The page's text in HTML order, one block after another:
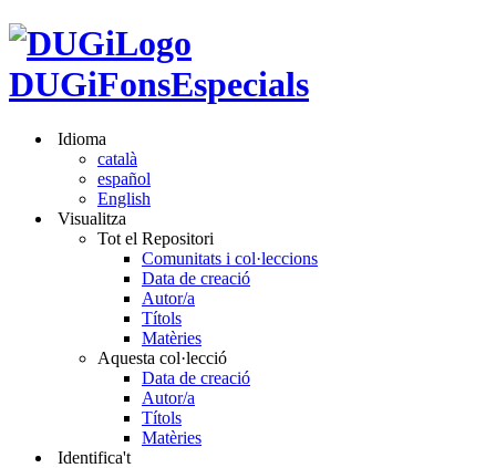
DUGiFonsEspecials
Idioma
català
español
English
Visualitza
Tot el Repositori
Comunitats i col·leccions
Data de creació
Autor/a
Títols
Matèries
Aquesta col·lecció
Data de creació
Autor/a
Títols
Matèries
Identifica't